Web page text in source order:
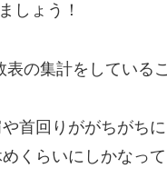
しょう！
の集計をしているこ
首回りががちがちに
くらいにしかなって